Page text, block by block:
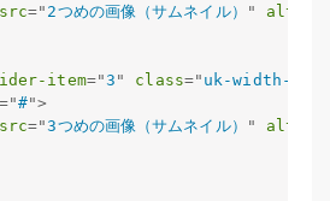
src=" 2つめの画像（サムネイル） " alt
item="3 " class=" uk-width-1-6
="#">
src="3つめの画像（サムネイル） " alt